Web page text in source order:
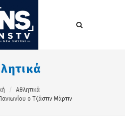
Αθλητικά
ο Τζάστιν Μάρτιν